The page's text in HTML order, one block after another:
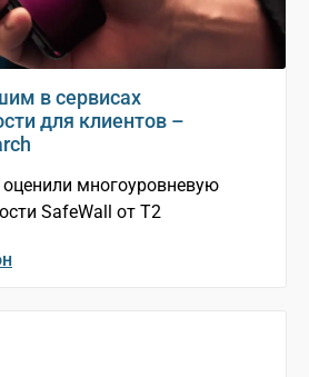
в сервисах
для клиентов –
многоуровневую
SafeWall от Т2